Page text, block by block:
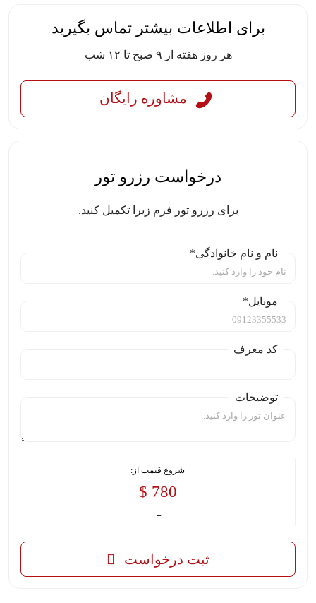
برای اطلاعات بیشتر تماس بگیرید
هر روز هفته از ۹ صبح تا ۱۲ شب
مشاوره رایگان
درخواست رزرو تور
برای رزرو تور فرم زیرا تکمیل کنید.
نام و نام خانوادگی*
موبایل*
کد معرف
توضیحات
شروع قیمت از:
780 $
ثبت درخواست